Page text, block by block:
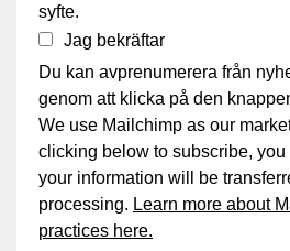
syfte.
Jag bekräftar
Du kan avprenumerera från
genom att klicka på den
We use Mailchimp as our
clicking below to subscribe,
your information will be
processing. Learn more about
practices here.